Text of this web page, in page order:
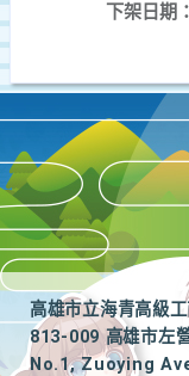
下架日期：
高雄市立海青高級
813-009 高雄市左
No.1, Zuoying